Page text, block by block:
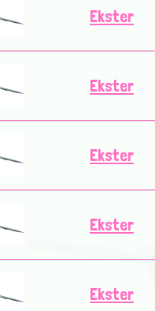
Ekster
Ekster
Ekster
Ekster
Ekster